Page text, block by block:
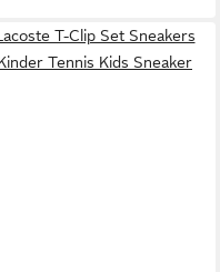
T-Clip Set Sneakers
Tennis Kids Sneaker